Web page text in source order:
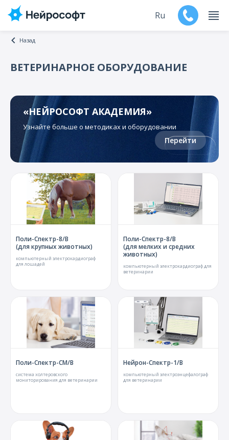
Поддержка
Контакты
О компании
Карьера
Ru
Назад
ВЕТЕРИНАРНОЕ ОБОРУДОВАНИЕ
«НЕЙРОСОФТ АКАДЕМИЯ»
Узнайте больше о методиках и оборудовании
Перейти
Поли-Спектр-8/В
(для крупных животных)
компьютерный электрокардиограф
для лошадей
Поли-Спектр-8/В
(для мелких и средних
животных)
компьютерный электрокардиограф для
ветеринарии
Поли-Спектр-СМ/В
система холтеровского
мониторирования для ветеринарии
Нейрон-Спектр-1/В
компьютерный электроэнцефалограф
для ветеринарии